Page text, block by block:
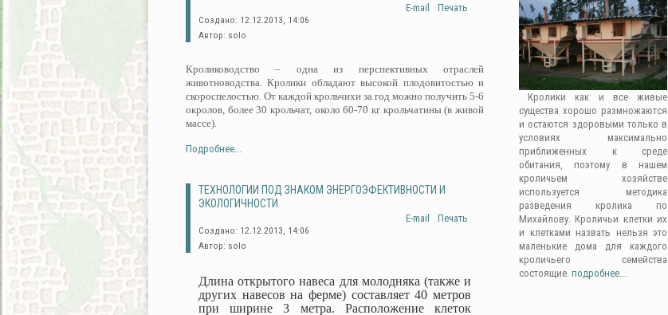
Печать
E-mail
Создано: 12.12.2013, 14:06
Автор: solo
Кролиководство – одна из перспективных отраслей
животноводства. Кролики обладают высокой плодовитостью и
скороспелостью. От каждой крольчихи за год можно получить 5-6
окролов, более 30 крольчат, около 60-70 кг крольчатины (в живой
массе).
Подробнее...
ТЕХНОЛОГИИ ПОД ЗНАКОМ ЭНЕРГОЭФЕКТИВНОСТИ И
ЭКОЛОГИЧНОСТИ
Печать
E-mail
Создано: 12.12.2013, 14:06
Автор: solo
Длина открытого навеса для молодняка (также и
других навесов на ферме) составляет 40 метров
при ширине 3 метра. Расположение клеток
Кролики как и все живые
существа хорошо размножаются
и остаются здоровыми только в
условиях максимально
приближенных к среде
обитания, поэтому в нашем
кроличьем хозяйстве
используется методика
разведения кролика по
Михайлову. Кроличьи клетки их
и клетками назвать нельзя это
маленькие дома для каждого
кроличьего семейства
состоящие. подробнее...